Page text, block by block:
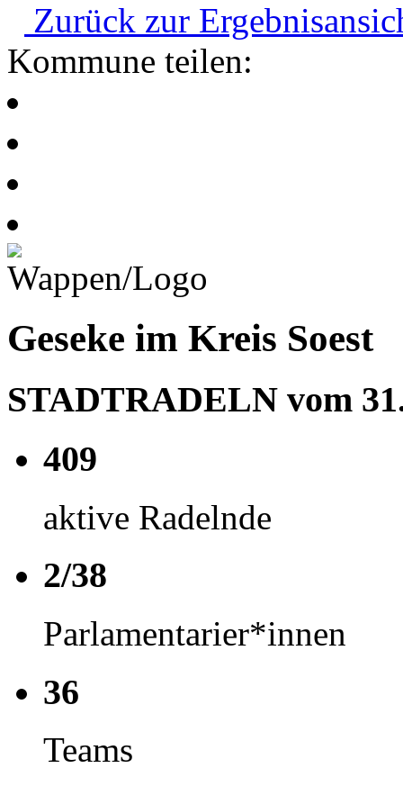
Zurück zur
Kommune teilen:
Geseke im Kreis Soest
STADTRADELN vom
409
aktive Radelnde
2/38
Parlamentarier*innen
36
Teams